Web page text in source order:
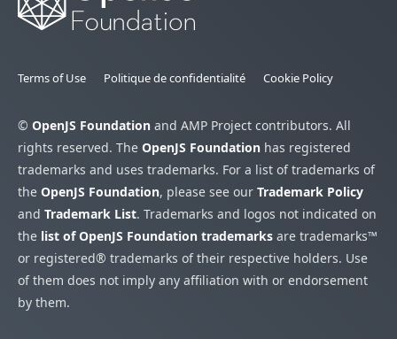
Terms of Use Politique de confidentialité Cookie Policy
© OpenJS Foundation and AMP Project contributors. All
rights reserved. The OpenJS Foundation has registered
trademarks and uses trademarks. For a list of trademarks of
the OpenJS Foundation, please see our Trademark Policy
and Trademark List. Trademarks and logos not indicated on
the list of OpenJS Foundation trademarks are trademarks™
or registered® trademarks of their respective holders. Use
of them does not imply any affiliation with or endorsement
by them.